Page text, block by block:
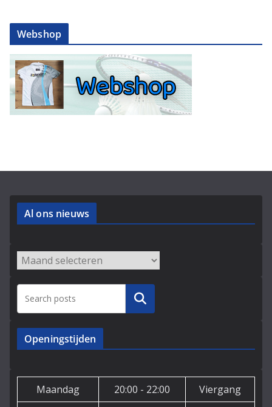
Webshop
Al ons nieuws
Archieven
Zoeken
Openingstijden
Maandag 20:00 - 22:00
Viergang